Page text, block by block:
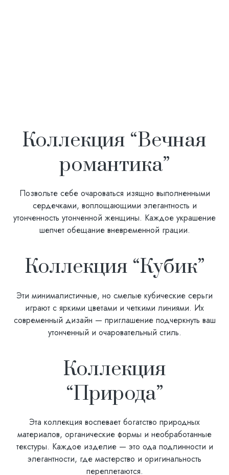
Коллекция “Вечная
романтика”
Позвольте себе очароваться изящно выполненными
сердечками, воплощающими элегантность и
утонченность утонченной женщины. Каждое украшение
шепчет обещание вневременной грации.
Коллекция “Кубик”
Эти минималистичные, но смелые кубические серьги
играют с яркими цветами и четкими линиями. Их
современный дизайн — приглашение подчеркнуть ваш
утонченный и очаровательный стиль.
Коллекция
“Природа”
Эта коллекция воспевает богатство природных
материалов, органические формы и необработанные
текстуры. Каждое изделие — это ода подлинности и
элегантности, где мастерство и оригинальность
переплетаются.